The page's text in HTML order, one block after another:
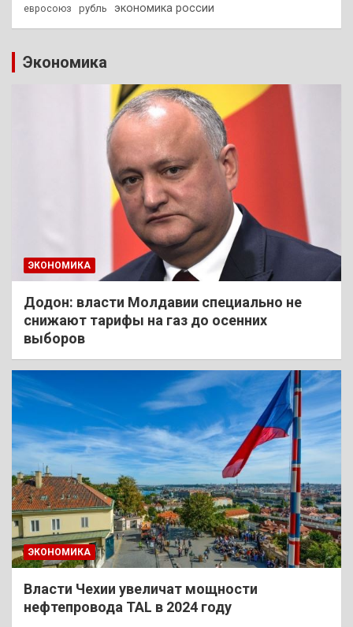
евросоюз рубль экономика россии
Экономика
ЭКОНОМИКА
Додон: власти Молдавии специально не
снижают тарифы на газ до осенних
выборов
ЭКОНОМИКА
Власти Чехии увеличат мощности
нефтепровода TAL в 2024 году